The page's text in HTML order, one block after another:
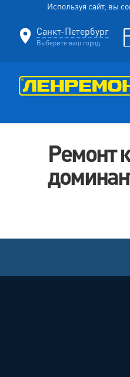
Используя сайт, вы
Санкт-Петербург
Выберите ваш город
Ремонт